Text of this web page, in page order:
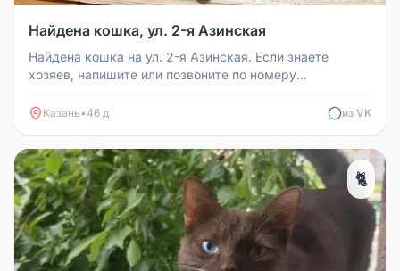
Найдена кошка, ул. 2-я Азинская
Найдена кошка на ул. 2-я Азинская. Если знаете
хозяев, напишите или позвоните по номеру
Казань•46 д из VK
🐈